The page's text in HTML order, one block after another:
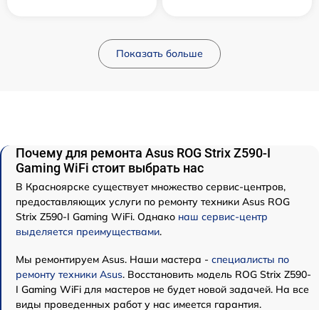
Показать больше
Почему для ремонта Asus ROG Strix Z590-I
Gaming WiFi стоит выбрать нас
В Красноярске существует множество сервис-центров,
предоставляющих услуги по ремонту техники Asus ROG
Strix Z590-I Gaming WiFi. Однако наш сервис-центр
выделяется преимуществами.
Мы ремонтируем Asus. Наши мастера - специалисты по
ремонту техники Asus. Восстановить модель ROG Strix Z590-
I Gaming WiFi для мастеров не будет новой задачей. На все
виды проведенных работ у нас имеется гарантия.